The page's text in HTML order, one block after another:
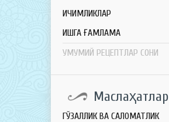
ИЧИМЛИКЛАР
ҚИШГА ҒАМЛАМА
УМУМИЙ РЕЦЕПТЛАР СОНИ
Маслаҳатлар
ГЎЗАЛЛИК ВА САЛОМАТЛИК